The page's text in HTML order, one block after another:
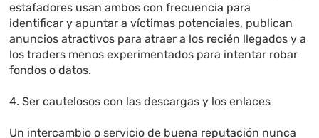
estafadores usan ambos con frecuencia para
identificar y apuntar a víctimas potenciales, publican
anuncios atractivos para atraer a los recién llegados y a
los traders menos experimentados para intentar robar
fondos o datos.
4. Ser cautelosos con las descargas y los enlaces
Un intercambio o servicio de buena reputación nunca